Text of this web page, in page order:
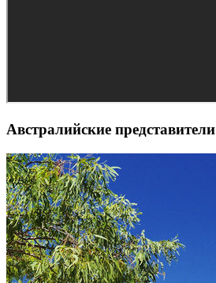
Австралийские представители